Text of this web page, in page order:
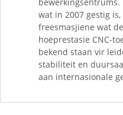
wat in 2007 gestig is,
freesmasjiene wat
hoëprestasie CNC-
bekend staan vir
stabiliteit en
aan internasionale